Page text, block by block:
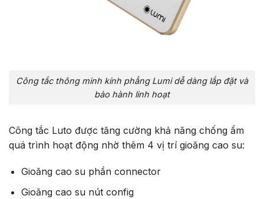
Công tắc thông minh kính phẳng Lumi dễ dàng lắp đặt và
bảo hành linh hoạt
Công tắc Luto được tăng cường khả năng chống ẩm
quá trình hoạt động nhờ thêm 4 vị trí gioăng cao su:
Gioăng cao su phần connector
Gioăng cao su nút config